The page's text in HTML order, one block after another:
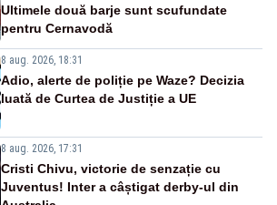
Ultimele două barje sunt scufundate
pentru Cernavodă
8 aug. 2026, 18:31
Adio, alerte de poliție pe Waze? Decizia
luată de Curtea de Justiție a UE
8 aug. 2026, 17:31
Cristi Chivu, victorie de senzație cu
Juventus! Inter a câștigat derby-ul din